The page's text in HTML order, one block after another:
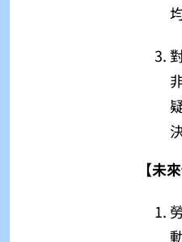
【未